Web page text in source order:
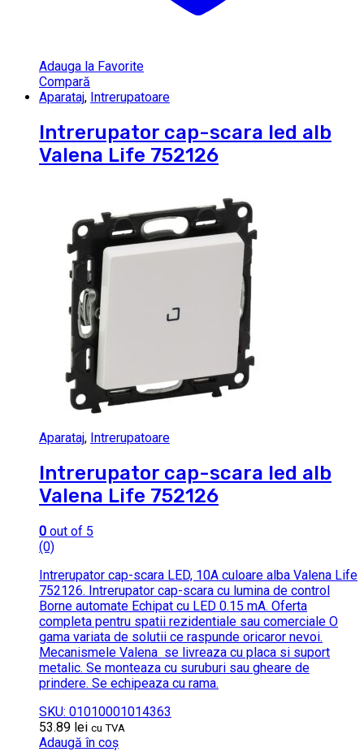
Adauga la Favorite
Compară
Aparataj, Intrerupatoare
Intrerupator cap-scara led alb
Valena Life 752126
Aparataj, Intrerupatoare
Intrerupator cap-scara led alb
Valena Life 752126
0 out of 5
(0)
Intrerupator cap-scara LED, 10A culoare alba Valena Life
752126. Intrerupator cap-scara cu lumina de control
Borne automate Echipat cu LED 0.15 mA. Oferta
completa pentru spatii rezidentiale sau comerciale O
gama variata de solutii ce raspunde oricaror nevoi.
Mecanismele Valena se livreaza cu placa si suport
metalic. Se monteaza cu suruburi sau gheare de
prindere. Se echipeaza cu rama.
SKU: 01010001014363
53.89 lei cu TVA
Adaugă în coș